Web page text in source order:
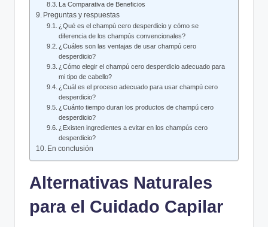
La Comparativa de Beneficios
Preguntas y respuestas
¿Qué es el champú cero desperdicio y cómo se
diferencia de los champús convencionales?
¿Cuáles son las ventajas de usar champú cero
desperdicio?
¿Cómo elegir el champú cero desperdicio adecuado para
mi tipo de cabello?
¿Cuál es el proceso adecuado para usar champú cero
desperdicio?
¿Cuánto tiempo duran los productos de champú cero
desperdicio?
¿Existen ingredientes a evitar en los champús cero
desperdicio?
En conclusión
Alternativas Naturales
para el Cuidado Capilar